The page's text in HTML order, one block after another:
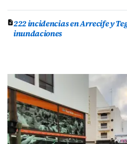
222 incidencias en Arrecife y
inundaciones